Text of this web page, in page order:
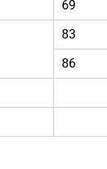
69
83
86